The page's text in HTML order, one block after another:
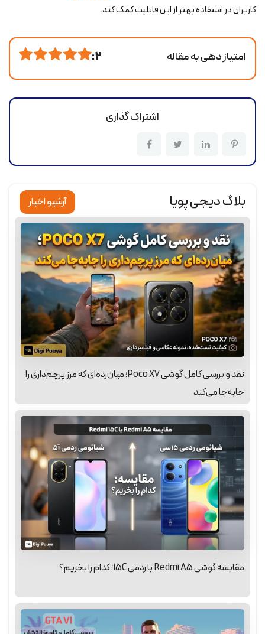
کاربران در استفاده بهتر از این قابلیت کمک کند.
امتیاز دهی به مقاله 2 :
اشتراک گذاری
بلاگ دیجی پویا آرشیو اخبار
نقد و بررسی کامل گوشی Poco X7؛ میان‌رده‌ای که مرز پرچم‌داری را
جابه‌جا می‌کند
مقایسه گوشی Redmi A5 با ردمی 15C؛ کدام را بخریم؟